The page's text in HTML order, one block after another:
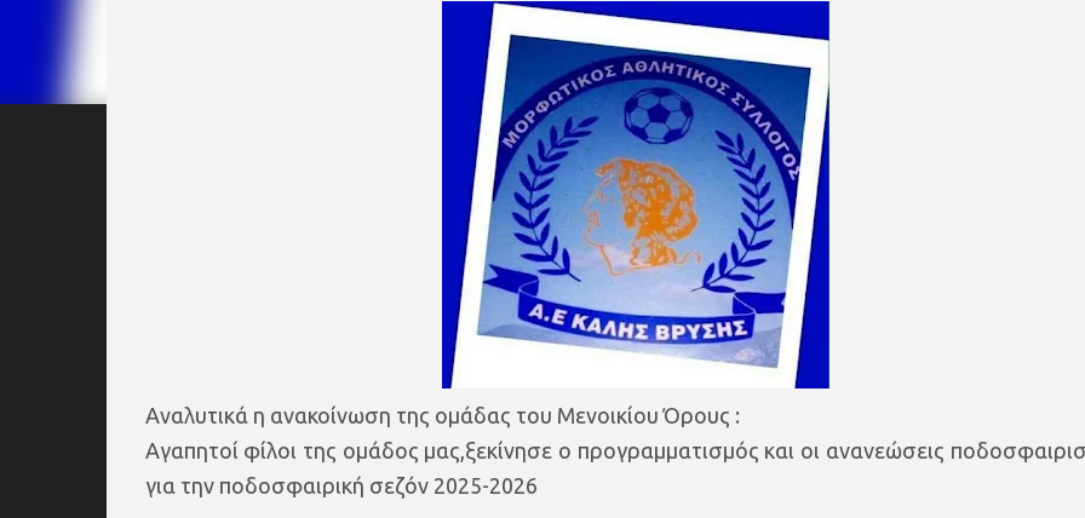
Αναλυτικά η ανακοίνωση της ομάδας του Μενοικίου Όρους :
Αγαπητοί φίλοι της ομάδος μας,ξεκίνησε ο προγραμματισμός και οι ανανεώσεις
για την ποδοσφαιρική σεζόν 2025-2026